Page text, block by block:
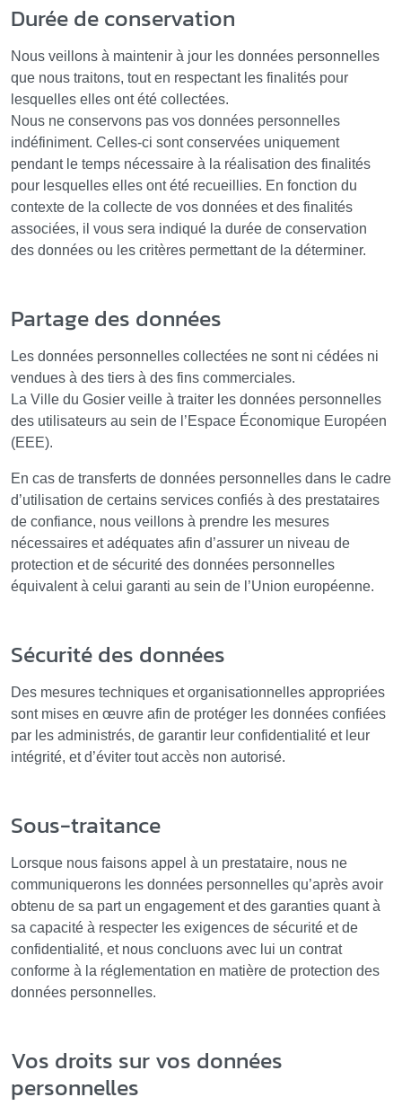
Durée de conservation
Nous veillons à maintenir à jour les données personnelles
que nous traitons, tout en respectant les finalités pour
lesquelles elles ont été collectées.
Nous ne conservons pas vos données personnelles
indéfiniment. Celles-ci sont conservées uniquement
pendant le temps nécessaire à la réalisation des finalités
pour lesquelles elles ont été recueillies. En fonction du
contexte de la collecte de vos données et des finalités
associées, il vous sera indiqué la durée de conservation
des données ou les critères permettant de la déterminer.
Partage des données
Les données personnelles collectées ne sont ni cédées ni
vendues à des tiers à des fins commerciales.
La Ville du Gosier veille à traiter les données personnelles
des utilisateurs au sein de l’Espace Économique Européen
(EEE).
En cas de transferts de données personnelles dans le cadre
d’utilisation de certains services confiés à des prestataires
de confiance, nous veillons à prendre les mesures
nécessaires et adéquates afin d’assurer un niveau de
protection et de sécurité des données personnelles
équivalent à celui garanti au sein de l’Union européenne.
Sécurité des données
Des mesures techniques et organisationnelles appropriées
sont mises en œuvre afin de protéger les données confiées
par les administrés, de garantir leur confidentialité et leur
intégrité, et d’éviter tout accès non autorisé.
Sous-traitance
Lorsque nous faisons appel à un prestataire, nous ne
communiquerons les données personnelles qu’après avoir
obtenu de sa part un engagement et des garanties quant à
sa capacité à respecter les exigences de sécurité et de
confidentialité, et nous concluons avec lui un contrat
conforme à la réglementation en matière de protection des
données personnelles.
Vos droits sur vos données
personnelles